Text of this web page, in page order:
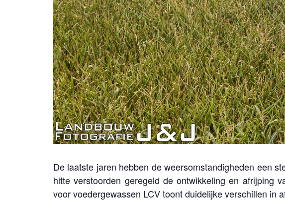
De laatste jaren hebben de weersomstandigheden een
hitte verstoorden geregeld de ontwikkeling en afrijping
voor voedergewassen LCV toont duidelijke verschillen in